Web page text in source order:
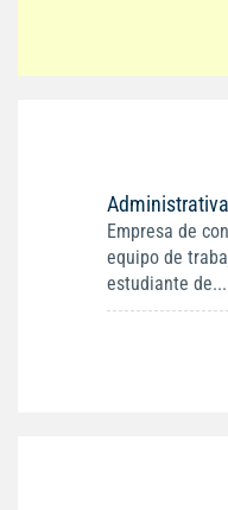
Empresa de
equipo de
estudiante de...